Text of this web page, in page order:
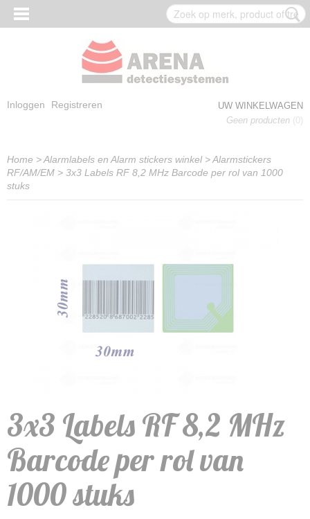
Inloggen Registreren
UW WINKELWAGEN
Geen producten (0)
Home >Alarmlabels en Alarm stickers winkel>Alarmstickers
RF/AM/EM > 3x3 Labels RF 8,2 MHz Barcode per rol van 1000
stuks
3x3 Labels RF 8,2 MHz
Barcode per rol van
1000 stuks